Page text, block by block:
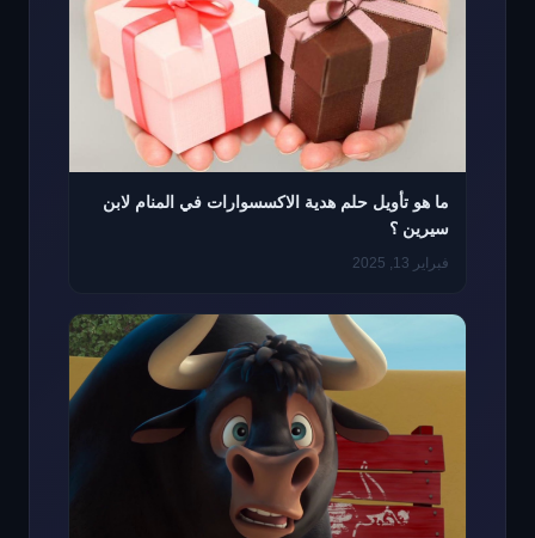
ما هو تأويل حلم هدية الاكسسوارات في المنام لابن
سيرين ؟
فبراير 13, 2025